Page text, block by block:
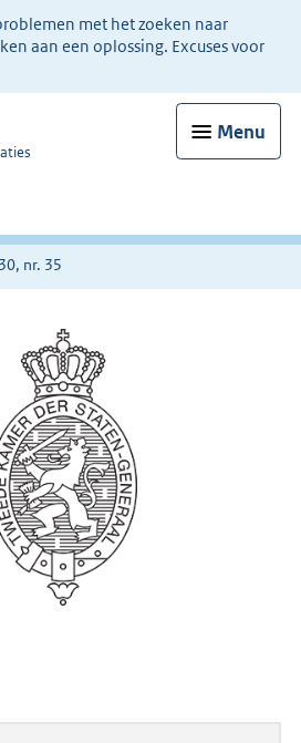
met het zoeken naar
aan een oplossing. Excuses voor
Menu
nr. 35